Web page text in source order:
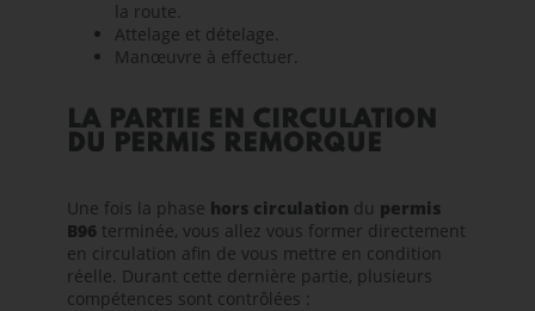
la route.
Attelage et dételage.
Manœuvre à effectuer.
LA PARTIE EN CIRCULATION
DU PERMIS REMORQUE
Une fois la phase hors circulation du permis
B96 terminée, vous allez vous former directement
en circulation afin de vous mettre en condition
réelle. Durant cette dernière partie, plusieurs
compétences sont contrôlées :